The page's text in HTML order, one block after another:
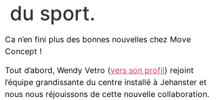
du sport.
Ca n’en fini plus des bonnes nouvelles chez Move
Concept !
Tout d’abord, Wendy Vetro (vers son profil) rejoint
l’équipe grandissante du centre installé à Jehanster et
nous nous réjouissons de cette nouvelle collaboration.